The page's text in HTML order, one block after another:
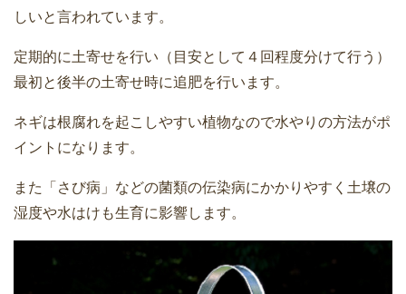
しいと言われています。
定期的に土寄せを行い（目安として４回程度分けて行う）
最初と後半の土寄せ時に追肥を行います。
ネギは根腐れを起こしやすい植物なので水やりの方法がポ
イントになります。
また「さび病」などの菌類の伝染病にかかりやすく土壌の
湿度や水はけも生育に影響します。